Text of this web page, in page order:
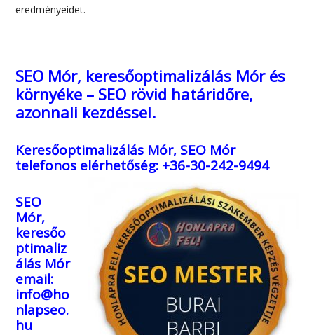
eredményeidet.
SEO Mór, keresőoptimalizálás Mór és
környéke – SEO rövid határidőre,
azonnali kezdéssel.
Keresőoptimalizálás Mór, SEO Mór
telefonos elérhetőség: +36-30-242-9494
SEO
Mór,
keresőo
ptimaliz
álás Mór
email:
info@ho
nlapseo.
hu